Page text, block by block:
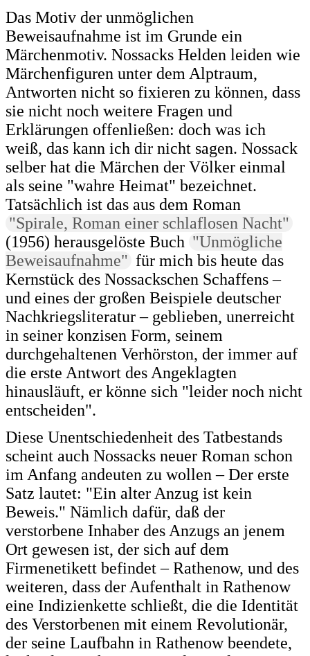
Das Motiv der unmöglichen
Beweisaufnahme ist im Grunde ein
Märchenmotiv. Nossacks Helden leiden wie
Märchenfiguren unter dem Alptraum,
Antworten nicht so fixieren zu können, dass
sie nicht noch weitere Fragen und
Erklärungen offenließen: doch was ich
weiß, das kann ich dir nicht sagen. Nossack
selber hat die Märchen der Völker einmal
als seine "wahre Heimat" bezeichnet.
Tatsächlich ist das aus dem Roman
"Spirale, Roman einer schlaflosen Nacht"
(1956) herausgelöste Buch "Unmögliche
Beweisaufnahme" für mich bis heute das
Kernstück des Nossackschen Schaffens –
und eines der großen Beispiele deutscher
Nachkriegsliteratur – geblieben, unerreicht
in seiner konzisen Form, seinem
durchgehaltenen Verhörston, der immer auf
die erste Antwort des Angeklagten
hinausläuft, er könne sich "leider noch nicht
entscheiden".
Diese Unentschiedenheit des Tatbestands
scheint auch Nossacks neuer Roman schon
im Anfang andeuten zu wollen – Der erste
Satz lautet: "Ein alter Anzug ist kein
Beweis." Nämlich dafür, daß der
verstorbene Inhaber des Anzugs an jenem
Ort gewesen ist, der sich auf dem
Firmenetikett befindet – Rathenow, und des
weiteren, dass der Aufenthalt in Rathenow
eine Indizienkette schließt, die die Identität
des Verstorbenen mit einem Revolutionär,
der seine Laufbahn in Rathenow beendete,